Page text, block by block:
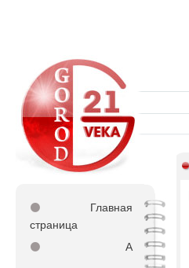
⚫
Главная
страница
⚫
А